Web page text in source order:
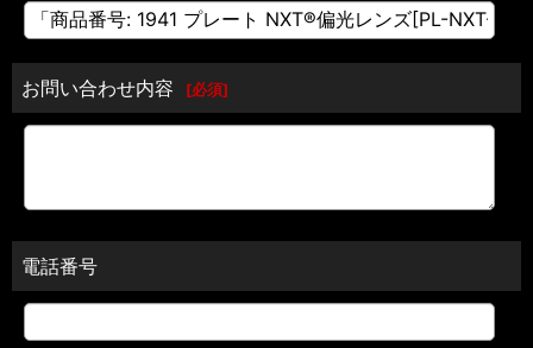
お問い合わせ内容 [必須]
電話番号